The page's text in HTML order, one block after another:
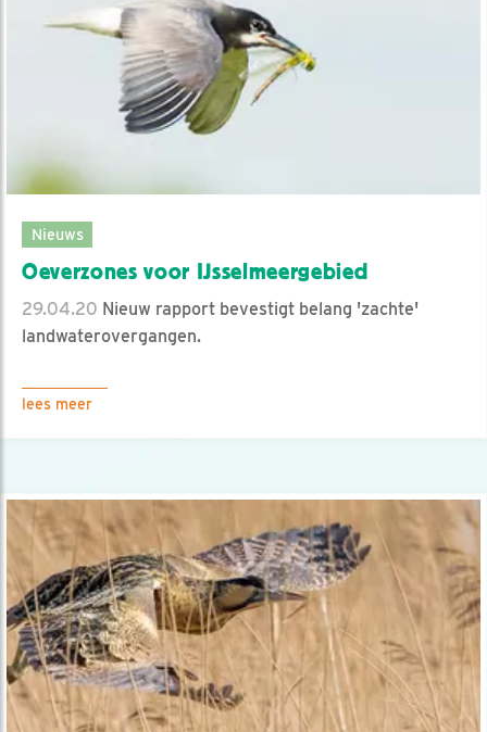
Nieuws
Oeverzones voor IJsselmeergebied
29.04.20 Nieuw rapport bevestigt belang 'zachte'
landwaterovergangen.
lees meer